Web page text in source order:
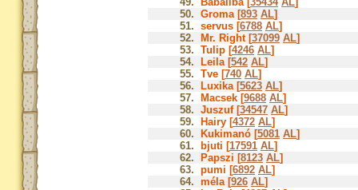
50. Groma [893 AL]
51. servus [6788 AL]
52.
Mr. Right [37099 AL]
53. Tulip [4246 AL]
54.
Leila [542 AL]
55. Tve [740 AL]
56.
Luxika [5623 AL]
57.
Macsek [9688 AL]
58. Juszuf [34547 AL]
59.
Hairy [4372 AL]
60.
Kukimanó [5081 AL]
61.
bjuti [17591 AL]
62.
Papszi [8123 AL]
63. pumi [6892 AL]
64. méla [926 AL]